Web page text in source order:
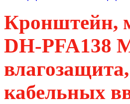
Кронштейн,
DH-PFA138
кабельных